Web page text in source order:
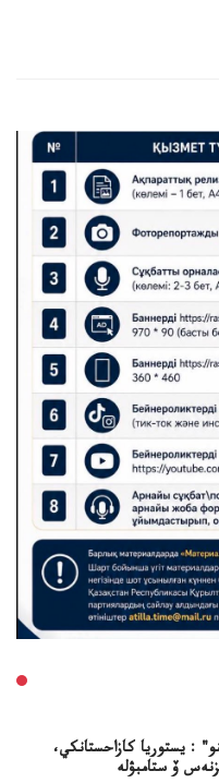
: يستوريا كازاحستانكي،
ۆ ستامبۋلە